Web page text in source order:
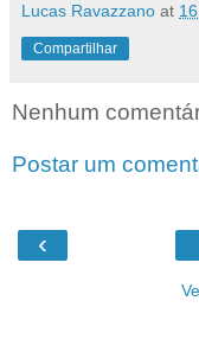
Lucas Ravazzano at
Compartilhar
Nenhum
Postar um
‹